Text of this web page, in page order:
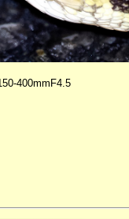
400mmF4.5